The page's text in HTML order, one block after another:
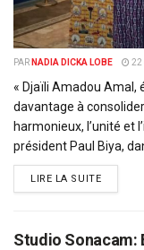
PAR NADIA DICKA LOBE 22
« Djaïli Amadou Amal,
davantage à
harmonieux, l’unité et
président Paul Biya,
LIRE LA SUITEDETAILS
Studio Sonacam: